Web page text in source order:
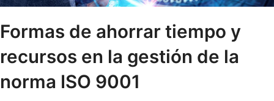
Formas de ahorrar tiempo y
recursos en la gestión de la
norma ISO 9001